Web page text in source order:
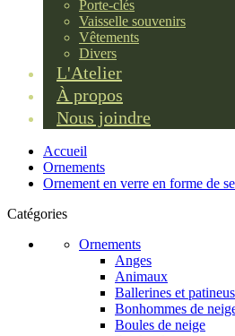
Porte-clés
Vaisselle souvenirs
Vêtements
Divers
L'Atelier
À propos
Nous joindre
Accueil
Ornements
Ornement en verre en forme de
Catégories
Ornements
Anges
Animaux
Ballerines et
Bonhommes de
Boules de neige